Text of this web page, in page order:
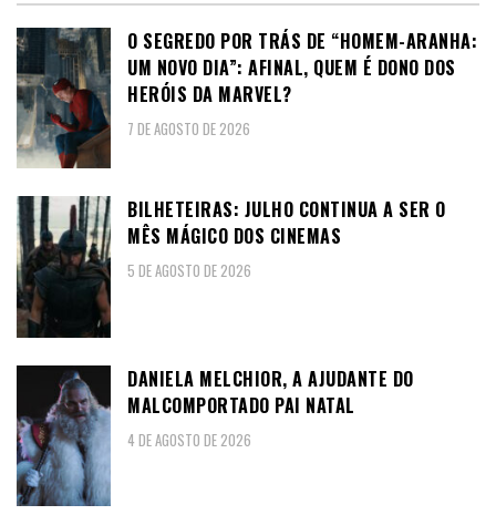
O SEGREDO POR TRÁS DE “HOMEM-ARANHA:
UM NOVO DIA”: AFINAL, QUEM É DONO DOS
HERÓIS DA MARVEL?
7 DE AGOSTO DE 2026
BILHETEIRAS: JULHO CONTINUA A SER O
MÊS MÁGICO DOS CINEMAS
5 DE AGOSTO DE 2026
DANIELA MELCHIOR, A AJUDANTE DO
MALCOMPORTADO PAI NATAL
4 DE AGOSTO DE 2026